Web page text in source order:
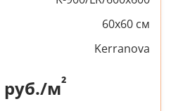
60x60 см
Kerranova
руб./м²